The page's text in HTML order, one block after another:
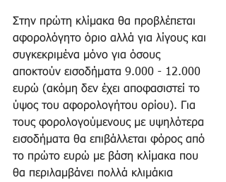
Στην πρώτη κλίμακα θα προβλέπεται
αφορολόγητο όριο αλλά για λίγους και
συγκεκριμένα μόνο για όσους
αποκτούν εισοδήματα 9.000 - 12.000
ευρώ (ακόμη δεν έχει αποφασιστεί το
ύψος του αφορολογήτου ορίου). Για
τους φορολογούμενους με υψηλότερα
εισοδήματα θα επιβάλλεται φόρος από
το πρώτο ευρώ με βάση κλίμακα που
θα περιλαμβάνει πολλά κλιμάκια